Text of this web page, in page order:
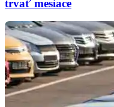
trvať mesiace